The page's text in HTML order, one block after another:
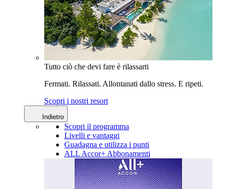
Tutto ciò che devi fare è rilassarti
Fermati. Rilassati. Allontanati dallo stress. E ripeti.
Scopri i nostri resort
Indietro
Scopri il programma
Livelli e vantaggi
Guadagna e utilizza i punti
ALL Accor+ Abbonamenti